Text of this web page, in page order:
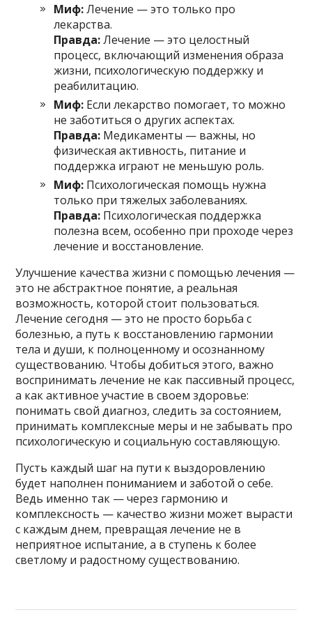
Миф:Лечение — это только про
лекарства.
Правда:Лечение — это целостный
процесс, включающий изменения образа
жизни, психологическую поддержку и
реабилитацию.
Миф: Если лекарство помогает, то можно
не заботиться о других аспектах.
Правда: Медикаменты — важны, но
физическая активность, питание и
поддержка играют не меньшую роль.
Миф: Психологическая помощь нужна
только при тяжелых заболеваниях.
Правда: Психологическая поддержка
полезна всем, особенно при проходе через
лечение и восстановление.
Улучшение качества жизни с помощью лечения —
это не абстрактное понятие, а реальная
возможность, которой стоит пользоваться.
Лечение сегодня — это не просто борьба с
болезнью, а путь к восстановлению гармонии
тела и души, к полноценному и осознанному
существованию. Чтобы добиться этого, важно
воспринимать лечение не как пассивный процесс,
а как активное участие в своем здоровье:
понимать свой диагноз, следить за состоянием,
принимать комплексные меры и не забывать про
психологическую и социальную составляющую.
Пусть каждый шаг на пути к выздоровлению
будет наполнен пониманием и заботой о себе.
Ведь именно так — через гармонию и
комплексность — качество жизни может вырасти
с каждым днем, превращая лечение не в
неприятное испытание, а в ступень к более
светлому и радостному существованию.